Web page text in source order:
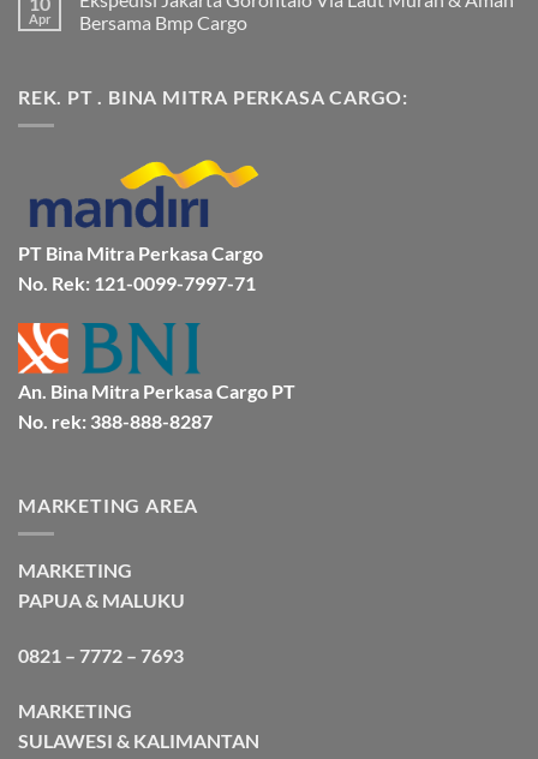
dan
Terpercaya
Jakarta
ke
pada
Ekspedisi
Bitung
Lebih
Apr
Bersama Bmp Cargo
pada
Ekspedisi
&
Aman
Bersama
Bmp
Cargo
REK. PT . BINA MITRA PERKASA CARGO:
PT Bina Mitra Perkasa Cargo
No. Rek: 121-0099-7997-71
An. Bina Mitra Perkasa Cargo PT
No. rek: 388-888-8287
MARKETING AREA
MARKETING
PAPUA & MALUKU
0821 – 7772 – 7693
MARKETING
SULAWESI & KALIMANTAN